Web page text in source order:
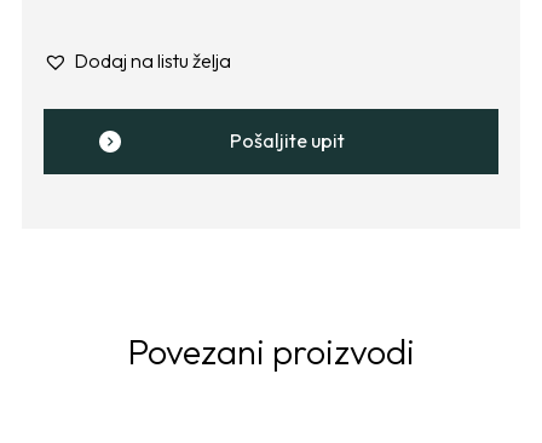
Dodaj na listu želja
Pošaljite upit
Povezani proizvodi